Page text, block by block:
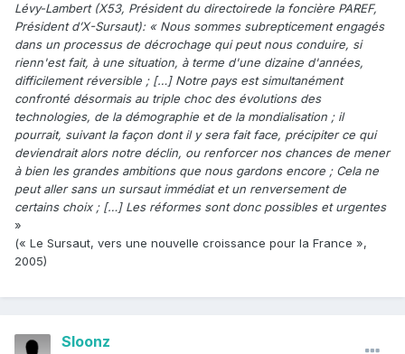
Lévy-Lambert (X53, Président du directoirede la foncière PAREF,
Président d’X-Sursaut): « Nous sommes subrepticement engagés
dans un processus de décrochage qui peut nous conduire, si
rienn'est fait, à une situation, à terme d'une dizaine d'années,
difficilement réversible ; […] Notre pays est simultanément
confronté désormais au triple choc des évolutions des
technologies, de la démographie et de la mondialisation ; il
pourrait, suivant la façon dont il y sera fait face, précipiter ce qui
deviendrait alors notre déclin, ou renforcer nos chances de mener
à bien les grandes ambitions que nous gardons encore ; Cela ne
peut aller sans un sursaut immédiat et un renversement de
certains choix ; […] Les réformes sont donc possibles et urgentes
»
(« Le Sursaut, vers une nouvelle croissance pour la France »,
2005)
Sloonz